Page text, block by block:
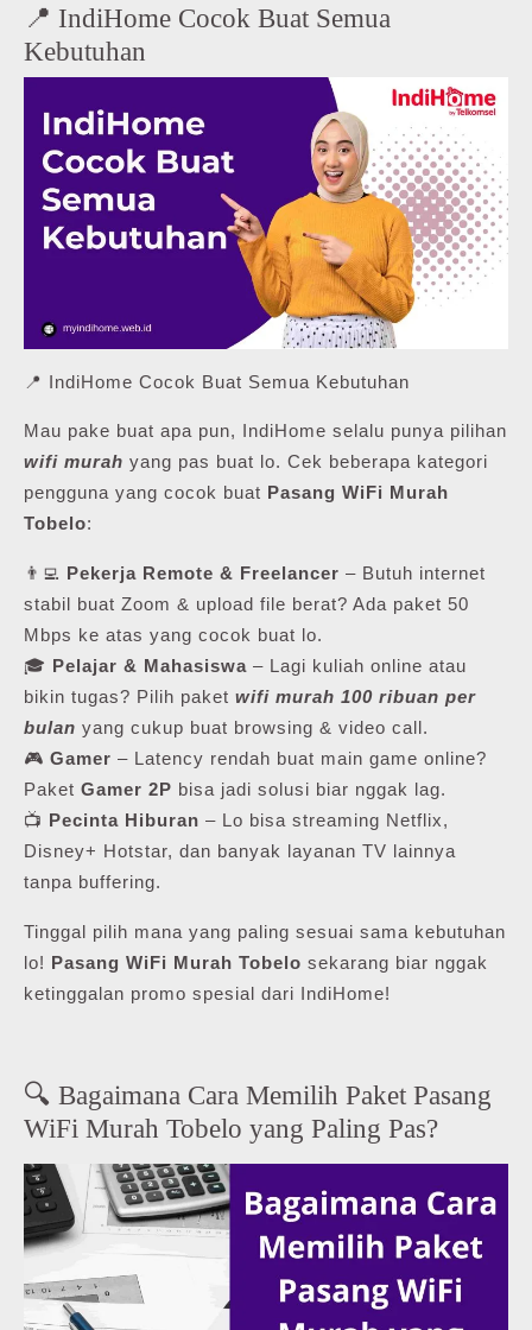
📍 IndiHome Cocok Buat Semua
Kebutuhan
📍 IndiHome Cocok Buat Semua Kebutuhan
Mau pake buat apa pun, IndiHome selalu punya pilihan
wifi murah yang pas buat lo. Cek beberapa kategori
pengguna yang cocok buat Pasang WiFi Murah
Tobelo:
👨‍💻 Pekerja Remote & Freelancer – Butuh internet
stabil buat Zoom & upload file berat? Ada paket 50
Mbps ke atas yang cocok buat lo.
🎓 Pelajar & Mahasiswa – Lagi kuliah online atau
bikin tugas? Pilih paket wifi murah 100 ribuan per
bulan yang cukup buat browsing & video call.
🎮 Gamer – Latency rendah buat main game online?
Paket Gamer 2P bisa jadi solusi biar nggak lag.
📺 Pecinta Hiburan – Lo bisa streaming Netflix,
Disney+ Hotstar, dan banyak layanan TV lainnya
tanpa buffering.
Tinggal pilih mana yang paling sesuai sama kebutuhan
lo! Pasang WiFi Murah Tobelo sekarang biar nggak
ketinggalan promo spesial dari IndiHome!
🔍 Bagaimana Cara Memilih Paket Pasang
WiFi Murah Tobelo yang Paling Pas?